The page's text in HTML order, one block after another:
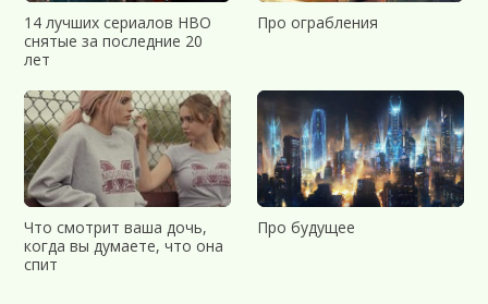
14 лучших сериалов HBO
снятые за последние 20
лет
Про ограбления
Что смотрит ваша дочь,
когда вы думаете, что она
спит
Про будущее